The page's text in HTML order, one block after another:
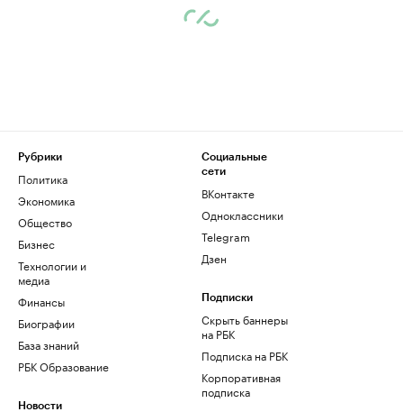
Рубрики
Политика
Экономика
Общество
Бизнес
Технологии и
медиа
Финансы
Биографии
База знаний
РБК Образование
Новости
Социальные
сети
ВКонтакте
Одноклассники
Telegram
Дзен
Подписки
Скрыть баннеры
на РБК
Подписка на РБК
Корпоративная
подписка